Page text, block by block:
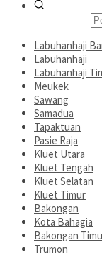
Labuhanhaji
Labuhanhaji
Labuhanhaji
Meukek
Sawang
Samadua
Tapaktuan
Pasie Raja
Kluet Utara
Kluet Tengah
Kluet Selatan
Kluet Timur
Bakongan
Kota Bahagia
Bakongan
Trumon